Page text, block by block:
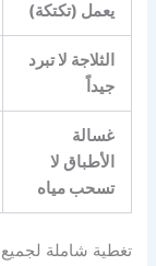
يعمل (تكتكة)
الثلاجة لا تبرد
جيداً
غسالة
الأطباق لا
تسحب مياه
تغطية شاملة